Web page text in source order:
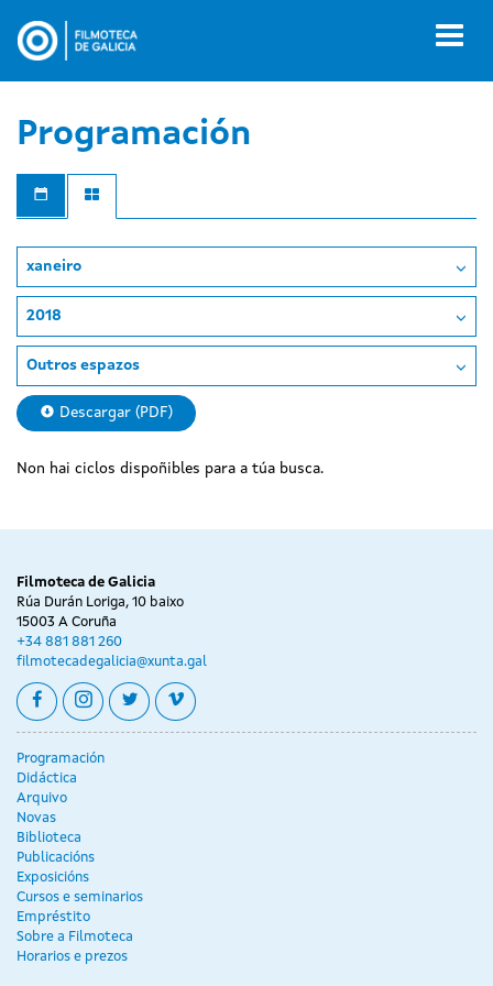
contido
Programación
xaneiro
2018
Outros espazos
Descargar (PDF)
Non hai ciclos dispoñibles para a túa busca.
Filmoteca de Galicia
Rúa Durán Loriga, 10 baixo
15003 A Coruña
+34 881 881 260
filmotecadegalicia@xunta.gal
facebookinstagram
twittervimeo
Programación
Didáctica
Arquivo
Novas
Biblioteca
Publicacións
Exposicións
Cursos e seminarios
Empréstito
Sobre a Filmoteca
Horarios e prezos